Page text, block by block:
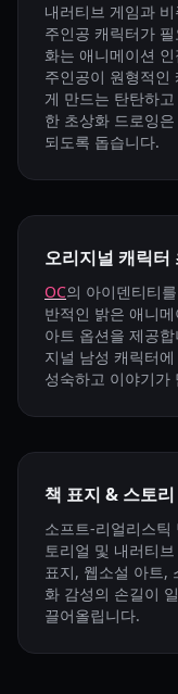
내러티브 게임과
주인공 캐릭터가
화는 애니메이션
주인공이 원형적인
게 만드는 탄탄하
한 초상화 드로잉
되도록 돕습니다.
오리지널 캐릭터
OC의 아이덴티티
반적인 밝은 애니
아트 옵션을 제공
지널 남성 캐릭터
성숙하고 이야기가
책 표지 & 스토
소프트-리얼리스틱
토리얼 및 내러티
표지, 웹소설 아트,
화 감성의 손길이
끌어올립니다.